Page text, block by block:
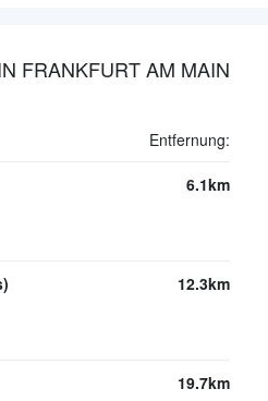
FRANKFURT AM MAIN
Entfernung:
6.1km
12.3km
19.7km